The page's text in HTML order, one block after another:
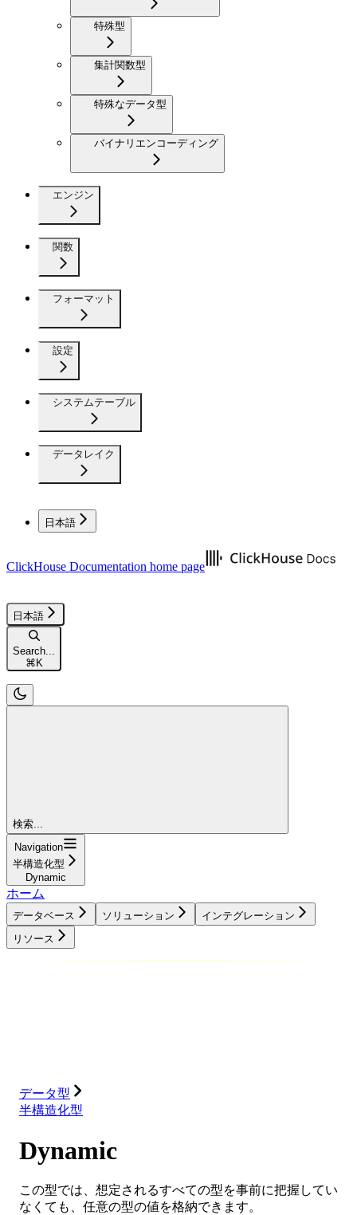
特殊型
集計関数型
特殊なデータ型
バイナリエンコーディング
エンジン
関数
フォーマット
設定
システムテーブル
データレイク
日本語
ClickHouse Documentation home page
日本語
Search...
⌘K
検索...
Navigation
半構造化型
Dynamic
ホーム
データベース ソリューション
インテグレーション
リソース
データ型
半構造化型
Dynamic
この型では、想定されるすべての型を事前に把握してい
なくても、任意の型の値を格納できます。